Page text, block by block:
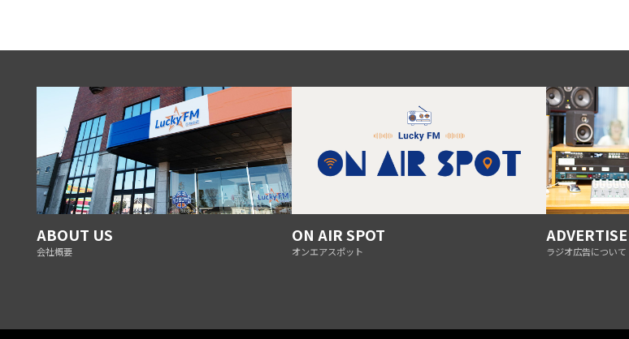
ABOUT US
会社概要
ON AIR SPOT
オンエアスポット ラジオ広告について